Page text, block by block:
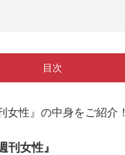
目次
性』の中身をご紹介！
刊女性』